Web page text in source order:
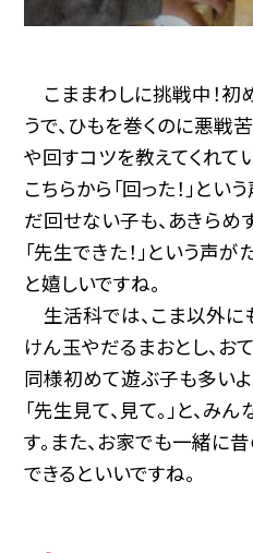
こままわしに挑戦中！初
うで、ひもを巻くのに悪戦
や回すコツを教えてくれて
こちらから「回った！」とい
だ回せない子も、あきらめ
「先生できた！」という声
と嬉しいですね。
生活科では、こま以外に
けん玉やだるまおとし、お
同様初めて遊ぶ子も多いよ
「先生見て、見て。」と、み
す。また、お家でも一緒に
できるといいですね。